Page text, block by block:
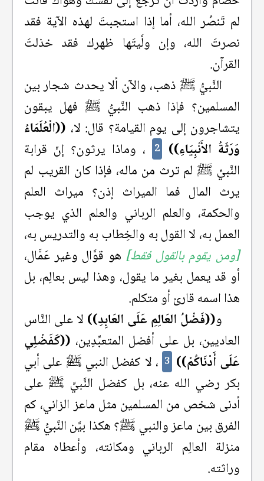
لم تَنصُر الله، أما إذا استجبتَ لهذه الآية فقد
نصرتَ الله، وإن ولَّيتَها ظهرك فقد خذلتَ
القرآن.
النَّبيُّ ﷺ ذهب، والآن ألا يحدث شجار بين
المسلمين؟ فإذا ذهب النَّبيُّ ﷺ فهل يبقون
يتشاجرون إلى يوم القيامة؟ قال: لا، ((الْعُلَمَاءُ
وَرَثَةُ الأَنْبِيَاءِ)) 2
، وماذا يرثون؟ إنّ قرابة
النَّبيِّ ﷺ لم ترث من ماله، فإذا كان القريب لم
يرث المال فما الميراث إذن؟ ميراث العلم
والحكمة، والعلم الرباني والعلم الذي يوجب
العمل به، لا القول به والخِطاب به والتدريس به،
[ومن يقوم بالقول فقط] هو قوَّال وغير عَمَّال،
أو قد يعمل بغير ما يقول، وهذا ليس بعالِم، بل
هذا اسمه قارئ أو متكلم.
و((فَضْلُ العَالِمِ عَلَى العَابِدِ)) لا على النَّاس
العاديين، بل على أفضل المتعبِّدِين، ((كَفَضْلِي
عَلَى أَدْنَاكُمْ)) 3 ، لا كفضل النبي ﷺ على أبي
بكر رضي الله عنه، بل كفضل النَّبيِّ ﷺ على
أدنى شخص من المسلمين مثل ماعز الزاني، كم
الفرق بين ماعز والنبي ﷺ؟ هكذا بيَّن النَّبيُّ ﷺ
منزلة العالِم الرباني ومكانته، وأعطاه مقام
وراثته.